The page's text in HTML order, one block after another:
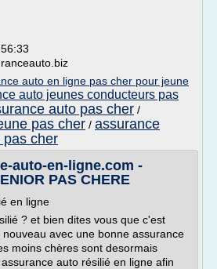
auto en ligne pas cher pour jeune
auto jeunes conducteurs pas
auto pas cher /
pas cher / assurance
pas cher
auto-en-ligne.com -
PAS CHERE
en ligne
? et bien dites vous que c'est
avec une bonne assurance
moins chères sont desormais
auto résilié en ligne afin